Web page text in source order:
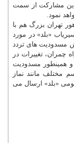
مشاركت از سمت
نمود.
تهران بزرگ هم با
«بلد» در مورد
مسدودیت های تردد
چمران، تغییرات در
و همینطور مسدودیت
مختلف مانند نماز
«بلد» ارسال می